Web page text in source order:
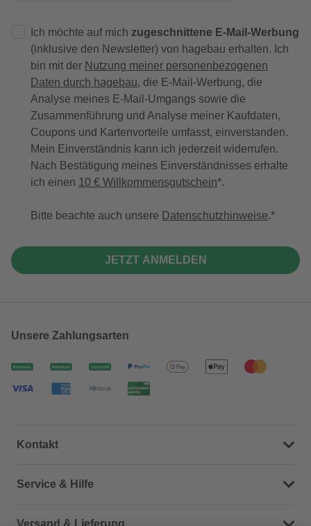
Ich möchte auf mich zugeschnittene E-Mail-Werbung
(inklusive den Newsletter) von hagebau erhalten. Ich
bin mit der Nutzung meiner personenbezogenen
Daten durch hagebau, die E-Mail-Werbung, die
Analyse meines E-Mail-Umgangs sowie die
Zusammenführung und Analyse meiner Kaufdaten,
Coupons und Kartenvorteile umfasst, einverstanden.
Mein Einverständnis kann ich jederzeit widerrufen.
Nach Bestätigung meines Einverständnisses erhalte
ich einen 10 € Willkommensgutschein*.
Bitte beachte auch unsere Datenschutzhinweise.
JETZT ANMELDEN
Unsere Zahlungsarten
Kontakt
Dein Kontakt zu uns
Service & Hilfe
Häufige Fragen (FAQ)